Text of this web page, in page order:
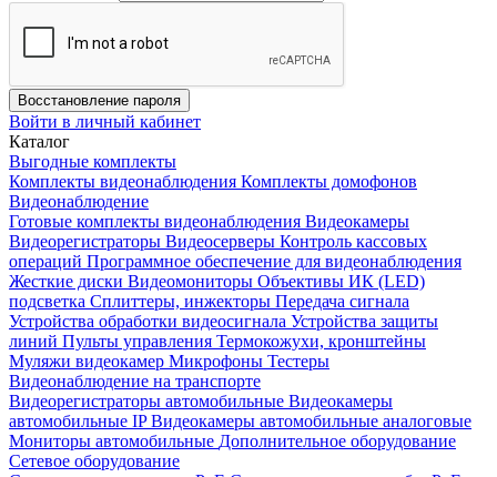
Восстановление пароля
Войти в личный кабинет
Каталог
Выгодные комплекты
Комплекты видеонаблюдения Комплекты домофонов
Видеонаблюдение
Готовые комплекты видеонаблюдения Видеокамеры
Видеорегистраторы Видеосерверы Контроль кассовых
операций Программное обеспечение для видеонаблюдения
Жесткие диски Видеомониторы Объективы ИК (LED)
подсветка Сплиттеры, инжекторы Передача сигнала
Устройства обработки видеосигнала Устройства защиты
линий Пульты управления Термокожухи, кронштейны
Муляжи видеокамер Микрофоны Тестеры
Видеонаблюдение на транспорте
Видеорегистраторы автомобильные Видеокамеры
автомобильные IPВидеокамеры автомобильные аналоговые
Мониторы автомобильные Дополнительное оборудование
Сетевое оборудование